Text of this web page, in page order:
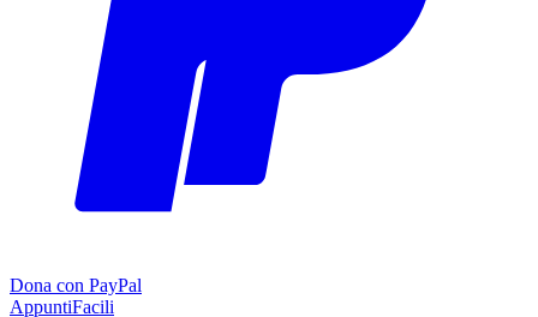
Dona con PayPal
AppuntiFacili